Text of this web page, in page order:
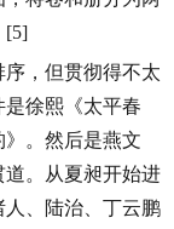
[5]
，但贯彻得不太
徐熙《太平春
。然后是燕文
。从夏昶开始进
人、陆治、丁云鹏